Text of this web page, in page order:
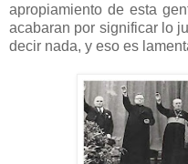
apropiamiento de esta
acabaran por significar lo
decir nada, y eso es